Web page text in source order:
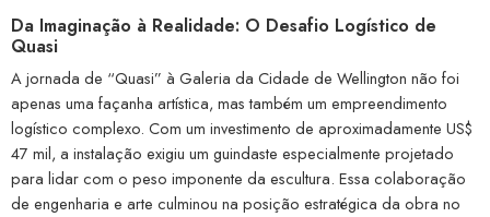
Da Imaginação à Realidade: O Desafio Logístico de
Quasi
A jornada de “Quasi” à Galeria da Cidade de Wellington não foi
apenas uma façanha artística, mas também um empreendimento
logístico complexo. Com um investimento de aproximadamente US$
47 mil, a instalação exigiu um guindaste especialmente projetado
para lidar com o peso imponente da escultura. Essa colaboração
de engenharia e arte culminou na posição estratégica da obra no